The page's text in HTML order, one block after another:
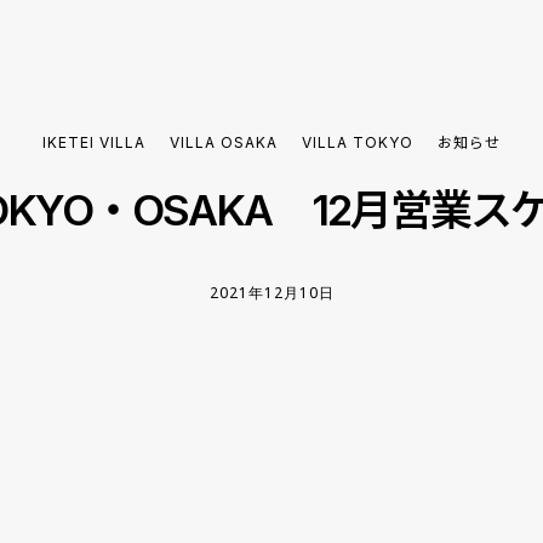
IKETEI VILLA VILLA OSAKA VILLA TOKYO お知らせ
・OSAKA 12月営業ス
2021年12月10日